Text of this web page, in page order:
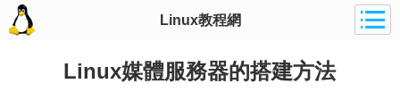
Linux教程網
Linux媒體服務器的搭建方法